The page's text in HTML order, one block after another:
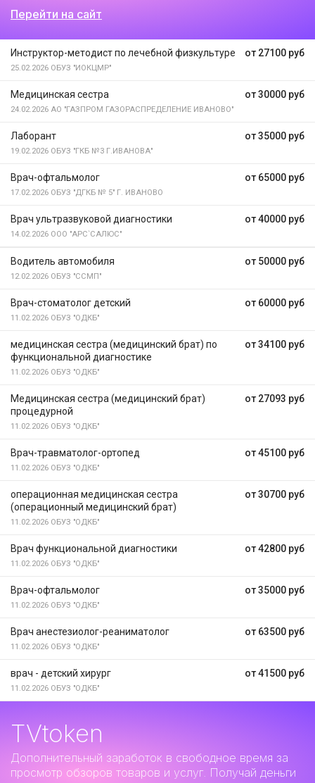
Перейти на сайт
от 27100 руб
Инструктор-методист по лечебной физкультуре
25.02.2026 ОБУЗ "ИОКЦМР"
от 30000 руб
Медицинская сестра
24.02.2026 АО "ГАЗПРОМ ГАЗОРАСПРЕДЕЛЕНИЕ ИВАНОВО"
от 35000 руб
Лаборант
19.02.2026 ОБУЗ "ГКБ №3 Г.ИВАНОВА"
от 65000 руб
Врач-офтальмолог
17.02.2026 ОБУЗ "ДГКБ № 5" Г. ИВАНОВО
от 40000 руб
Врач ультразвуковой диагностики
14.02.2026 ООО "АРС`САЛЮС"
от 50000 руб
Водитель автомобиля
12.02.2026 ОБУЗ "ССМП"
от 60000 руб
Врач-стоматолог детский
11.02.2026 ОБУЗ "ОДКБ"
от 34100 руб
медицинская сестра (медицинский брат) по
функциональной диагностике
11.02.2026 ОБУЗ "ОДКБ"
от 27093 руб
Медицинская сестра (медицинский брат)
процедурной
11.02.2026 ОБУЗ "ОДКБ"
от 45100 руб
Врач-травматолог-ортопед
11.02.2026 ОБУЗ "ОДКБ"
от 30700 руб
операционная медицинская сестра
(операционный медицинский брат)
11.02.2026 ОБУЗ "ОДКБ"
от 42800 руб
Врач функциональной диагностики
11.02.2026 ОБУЗ "ОДКБ"
от 35000 руб
Врач-офтальмолог
11.02.2026 ОБУЗ "ОДКБ"
от 63500 руб
Врач анестезиолог-реаниматолог
11.02.2026 ОБУЗ "ОДКБ"
от 41500 руб
врач - детский хирург
11.02.2026 ОБУЗ "ОДКБ"
TVtoken
Дополнительный заработок в свободное время за
просмотр обзоров товаров и услуг. Получай деньги